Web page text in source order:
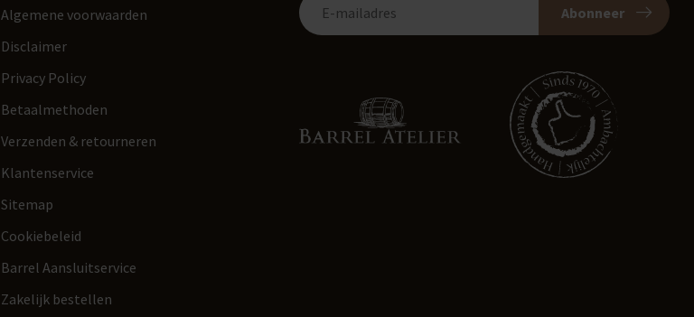
Algemene voorwaarden
Disclaimer
Privacy Policy
Betaalmethoden
Verzenden & retourneren
Klantenservice
Sitemap
Cookiebeleid
Barrel Aansluitservice
Zakelijk bestellen
Abonneer